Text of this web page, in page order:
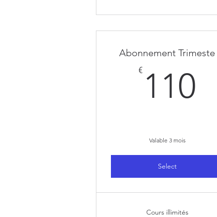
Abonnement Trimeste
€ 110
Valable 3 mois
Select
Cours illimités